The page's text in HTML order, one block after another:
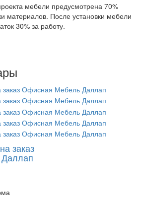
мебели предусмотрена 70%
материалов. После установки мебели
30% за работу.
заказ